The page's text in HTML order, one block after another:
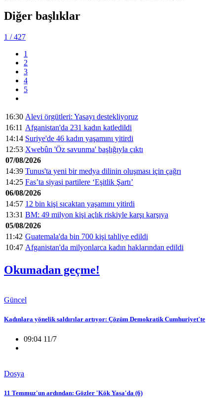
Diğer başlıklar
1 / 427
1
2
3
4
5
16:30 Alevi örgütleri: Yasayı destekliyoruz
16:11 Afganistan'da 231 kadın katledildi
14:14 Suriye'de 46 kadın yaşamını yitirdi
12:53 Xwebûn 'Öz savunma' başlığıyla çıktı
07/08/2026
14:39 Tunus'ta yeni bir medya dilinin oluşması için çağrı
14:25 Fas’ta siyasi partilere ‘Eşitlik Şartı’
06/08/2026
14:57 12 bin kişi sıcaktan yaşamını yitirdi
13:31 BM: 49 milyon kişi açlık riskiyle karşı karşıya
05/08/2026
11:42 Guatemala'da bin 700 kişi tahliye edildi
10:47 Afganistan'da milyonlarca kadın haklarından edildi
Okumadan geçme!
Güncel
Kadınlara yönelik saldırılar artıyor: Çözüm Demokratik Cumhuriyet'te
09:04 11/7
Dosya
11 Temmuz'un ardından: Gözler 'Kök Yasa'da (6)